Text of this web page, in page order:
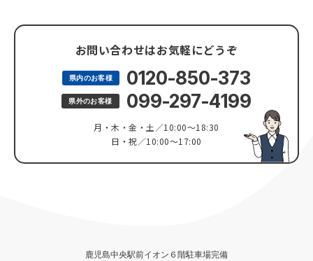
お問い合わせはお気軽にどうぞ
県内のお客様 0120-850-373
県外のお客様 099-297-4199
月・木・金・土／10:00～18:30
日・祝／10:00～17:00
鹿児島中央駅前イオン６階駐車場完備